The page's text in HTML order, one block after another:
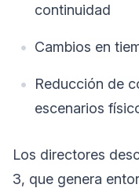
continuidad
Cambios en
Reducción de
escenarios
Los directores
3, que genera